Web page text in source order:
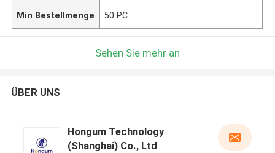
Min Bestellmenge 50 PC
Sehen Sie mehr an
ÜBER UNS
Hongum Technology
(Shanghai) Co., Ltd